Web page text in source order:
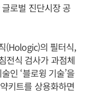
로벌 진단시장 공
(Hologic)의 필터식,
전식 검사가 과점체
인 ‘블로윙 기술’을
키트를 상용화하면